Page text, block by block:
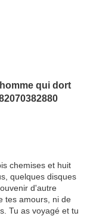
qui dort
chemises et huit
quelques disques
d'autre
tes amours, ni de
Tu as voyagé et tu